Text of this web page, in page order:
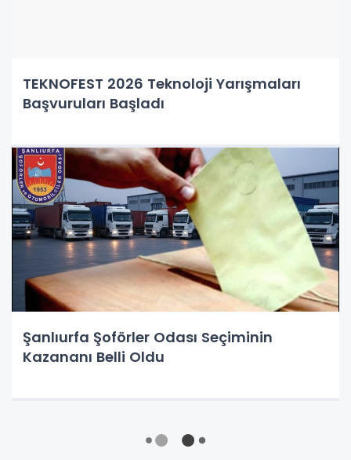
TEKNOFEST 2026 Teknoloji Yarışmaları
Başvuruları Başladı
Şanlıurfa Şoförler Odası Seçiminin
Kazananı Belli Oldu